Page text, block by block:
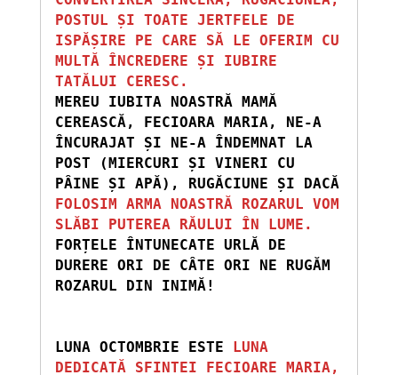
POSTUL ȘI TOATE JERTFELE DE
ISPĂȘIRE PE CARE SĂ LE OFERIM CU
MULTĂ ÎNCREDERE ȘI IUBIRE
TATĂLUI CERESC.
MEREU IUBITA NOASTRĂ MAMĂ
CEREASCĂ, FECIOARA MARIA, NE-A
ÎNCURAJAT ȘI NE-A ÎNDEMNAT LA
POST (MIERCURI ȘI VINERI CU
PÂINE ȘI APĂ), RUGĂCIUNE ȘI DACĂ
FOLOSIM ARMA NOASTRĂ ROZARUL VOM
SLĂBI PUTEREA RĂULUI ÎN LUME.
FORȚELE ÎNTUNECATE URLĂ DE
DURERE ORI DE CÂTE ORI NE RUGĂM
ROZARUL DIN INIMĂ!
LUNA OCTOMBRIE ESTE
LUNA
DEDICATĂ SFINTEI FECIOARE MARIA,